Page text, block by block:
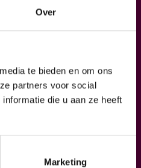
Over
te bieden en om ons
partners voor social
die u aan ze heeft
Marketing